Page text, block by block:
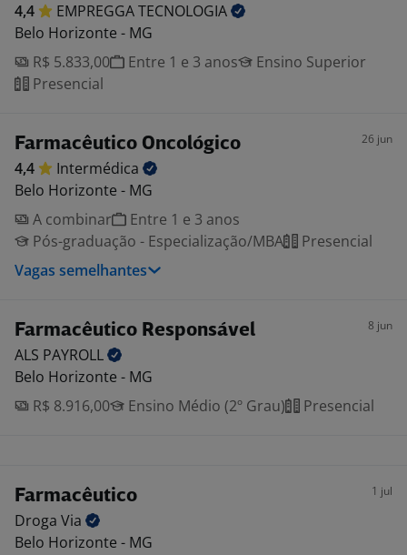
4,4 EMPREGGATECNOLOGIA
Belo Horizonte - MG
R$ 5.833,00
Entre 1 e 3 anos
Ensino Superior
Presencial
Farmacêutico Oncológico 26 jun
4,4
Intermédica
Belo Horizonte - MG
A combinar
Entre 1 e 3 anos
Pós-graduação - Especialização/MBA
Presencial
Vagas semelhantes
Farmacêutico Responsável 8 jun
ALS PAYROLL
Belo Horizonte - MG
R$ 8.916,00
Ensino Médio (2º Grau) Presencial
Farmacêutico 1 jul
Droga Via
Belo Horizonte - MG